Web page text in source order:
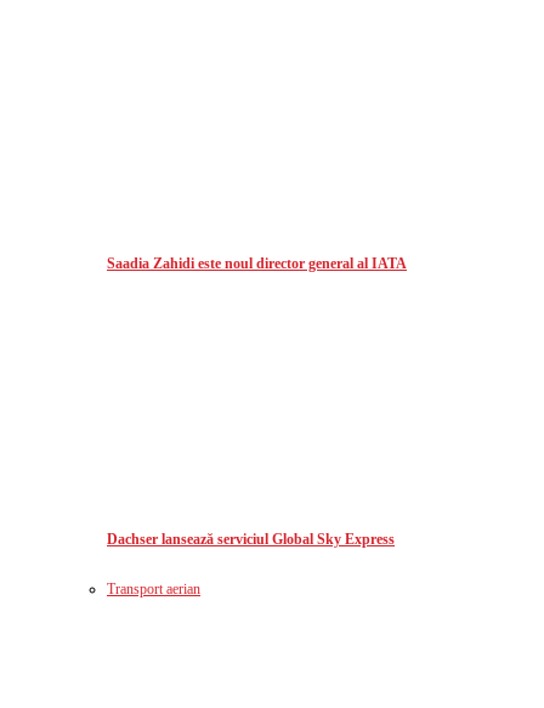
Saadia Zahidi este noul director general al IATA
Dachser lansează serviciul Global Sky Express
Transport aerian